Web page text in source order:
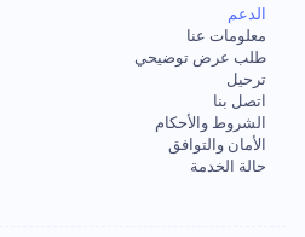
الدعم
معلومات عنا
طلب عرض توضيحي
ترحيل
اتصل بنا
الشروط والأحكام
الأمان والتوافق
حالة الخدمة